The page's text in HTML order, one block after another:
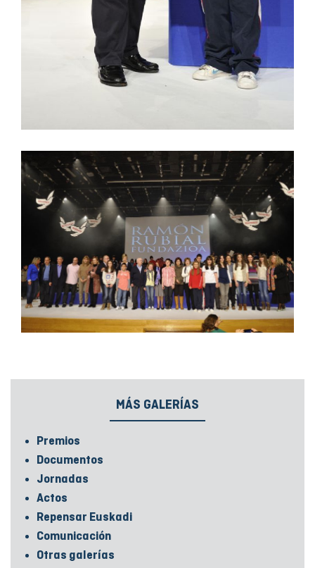
MÁS GALERÍAS
Premios
Documentos
Jornadas
Actos
Repensar Euskadi
Comunicación
Otras galerías